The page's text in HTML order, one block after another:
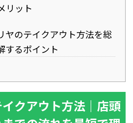
リット
ヤのテイクアウト方法を総
するポイント
クアウト方法｜店頭